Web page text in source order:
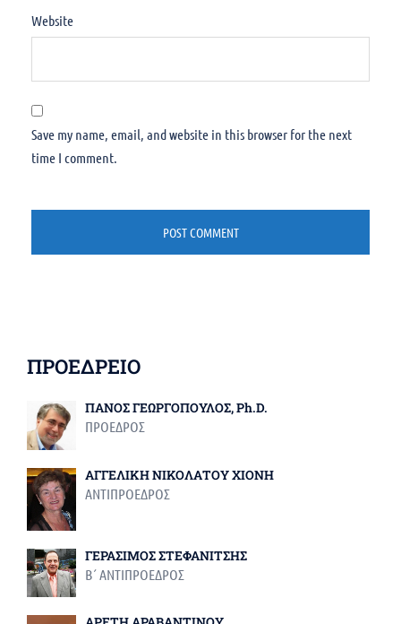
Website
Save my name, email, and website in this browser for the next
time I comment.
ΠΡΟΕΔΡΕΙΟ
ΠΑΝΟΣ ΓΕΩΡΓΟΠΟΥΛΟΣ, Ph.D.
ΠΡΟΕΔΡΟΣ
ΑΓΓΕΛΙΚΗ ΝΙΚΟΛΑΤΟΥ ΧΙΟΝΗ
ΑΝΤΙΠΡΟΕΔΡΟΣ
ΓΕΡΑΣΙΜΟΣ ΣΤΕΦΑΝΙΤΣΗΣ
Β΄ ΑΝΤΙΠΡΟΕΔΡΟΣ